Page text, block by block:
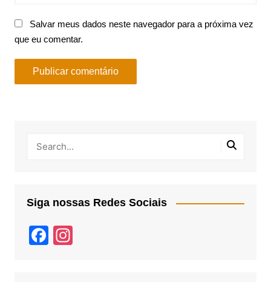
Salvar meus dados neste navegador para a próxima vez
que eu comentar.
Siga nossas Redes Sociais
F